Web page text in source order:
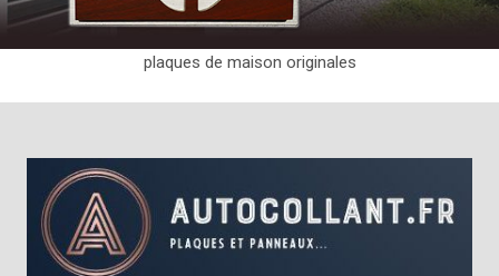
plaques de maison originales